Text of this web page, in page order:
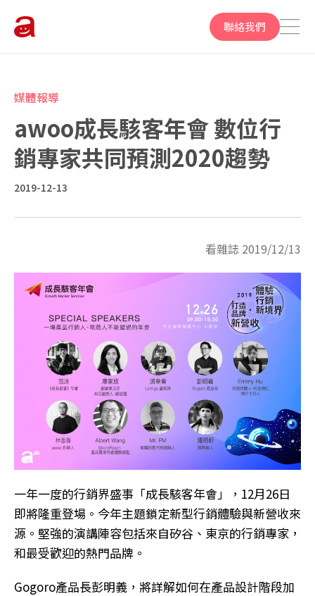
聯絡我們
媒體報導
awoo成長駭客年會 數位行
銷專家共同預測2020趨勢
2019-12-13
看雜誌 2019/12/13
一年一度的行銷界盛事「成長駭客年會」，12月26日
即將隆重登場。今年主題鎖定新型行銷體驗與新營收來
源。堅強的演講陣容包括來自矽谷、東京的行銷專家，
和最受歡迎的熱門品牌。
Gogoro產品長彭明義，將詳解如何在產品設計階段加